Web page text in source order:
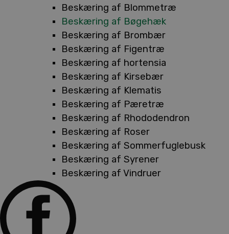
Beskæring af Blommetræ
Beskæring af Bøgehæk
Beskæring af Brombær
Beskæring af Figentræ
Beskæring af hortensia
Beskæring af Kirsebær
Beskæring af Klematis
Beskæring af Pæretræ
Beskæring af Rhododendron
Beskæring af Roser
Beskæring af Sommerfuglebusk
Beskæring af Syrener
Beskæring af Vindruer